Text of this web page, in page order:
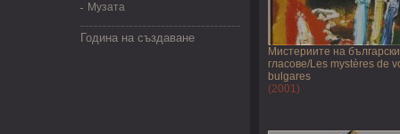
Музата
Година на създаване
Мистериите на
гласове/Les mystères de
bulgares
(2001)